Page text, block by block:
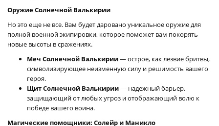
Оружие Солнечной Валькирии
Но это еще не все. Вам будет даровано уникальное оружие для
полной военной экипировки, которое поможет вам покорять
новые высоты в сражениях.
Меч Солнечной Валькирии— острое, как лезвие бритвы,
символизирующее неизменную силу и решимость вашего
героя.
Щит Солнечной Валькирии— надежный барьер,
защищающий от любых угроз и отображающий волю к
победе вашего воина.
Магические помощники: Солейр и Маникло